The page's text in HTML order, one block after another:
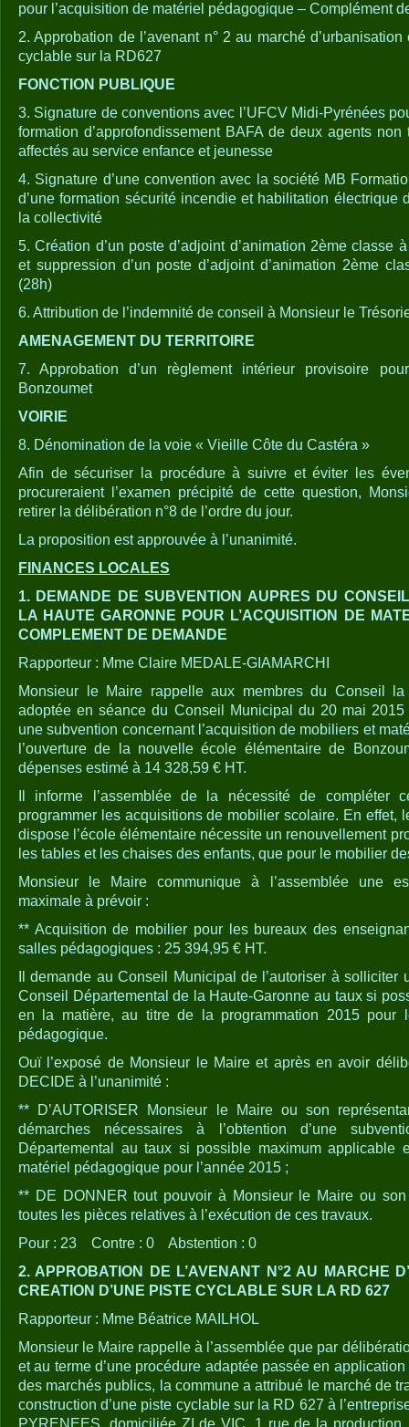
pour l’acquisition de matériel pédagogique – Complément
2. Approbation de l’avenant n° 2 au marché
cyclable sur la RD627
FONCTION PUBLIQUE
3. Signature de conventions avec l’UFCV Midi-Pyrénées
formation d’approfondissement BAFA de deux agents
affectés au service enfance et jeunesse
4. Signature d’une convention avec la société MB
d’une formation sécurité incendie et habilitation électrique
la collectivité
5. Création d’un poste d’adjoint d’animation 2ème classe
et suppression d’un poste d’adjoint d’animation 2ème
(28h)
6. Attribution de l’indemnité de conseil à Monsieur le
AMENAGEMENT DU TERRITOIRE
7. Approbation d’un règlement intérieur provisoire
Bonzoumet
VOIRIE
8. Dénomination de la voie « Vieille Côte du Castéra »
Afin de sécuriser la procédure à suivre et éviter les
procureraient l’examen précipité de cette question,
retirer la délibération n°8 de l’ordre du jour.
La proposition est approuvée à l’unanimité.
FINANCES LOCALES
1. DEMANDE DE SUBVENTION AUPRES DU
LA HAUTE GARONNE POUR L’ACQUISITION DE
COMPLEMENT DE DEMANDE
Rapporteur : Mme Claire MEDALE-GIAMARCHI
Monsieur le Maire rappelle aux membres du Conseil la
adoptée en séance du Conseil Municipal du 20 mai
une subvention concernant l’acquisition de mobiliers et
l’ouverture de la nouvelle école élémentaire de
dépenses estimé à 14 328,59 € HT.
Il informe l’assemblée de la nécessité de compléter
programmer les acquisitions de mobilier scolaire. En effet,
dispose l’école élémentaire nécessite un renouvellement
les tables et les chaises des enfants, que pour le mobilier
Monsieur le Maire communique à l’assemblée une
maximale à prévoir :
** Acquisition de mobilier pour les bureaux des
salles pédagogiques : 25 394,95 € HT.
Il demande au Conseil Municipal de l’autoriser à solliciter
Conseil Départemental de la Haute-Garonne au taux si
en la matière, au titre de la programmation 2015 pour
pédagogique.
Ouï l’exposé de Monsieur le Maire et après en avoir
DECIDE à l’unanimité :
** D’AUTORISER Monsieur le Maire ou son
démarches nécessaires à l’obtention d’une
Départemental au taux si possible maximum applicable
matériel pédagogique pour l’année 2015 ;
** DE DONNER tout pouvoir à Monsieur le Maire ou
toutes les pièces relatives à l’exécution de ces travaux.
Pour : 23 Contre : 0 Abstention : 0
2. APPROBATION DE L’AVENANT N°2 AU MARCHE
CREATION D’UNE PISTE CYCLABLE SUR LA RD 627
Rapporteur : Mme Béatrice MAILHOL
Monsieur le Maire rappelle à l’assemblée que par
et au terme d’une procédure adaptée passée en
des marchés publics, la commune a attribué le marché de
construction d’une piste cyclable sur la RD 627 à
PYRENEES, domiciliée ZI de VIC, 1 rue de la